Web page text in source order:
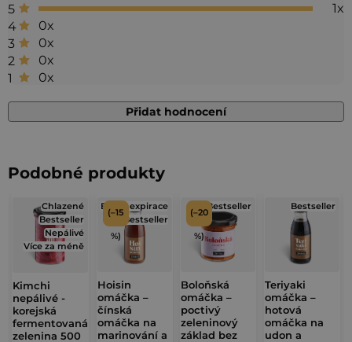
je
5
1x
4
0x
3
0x
2
0x
1
0x
Přidat hodnocení
ý
o
d
n
Podobné produkty
Chlazené
Bestseller
Nepálivé
Více za méně
Kimchi
nepálivé -
korejská
fermentovaná
zelenina 500
Blízká expirace
Bestseller
Hoisin
omáčka –
čínská
omáčka na
marinování a
(–15
%)
Bestseller
Boloňská
omáčka –
poctivý
zeleninový
základ bez
(–20
%)
Bestseller
Teriyaki
omáčka –
hotová
omáčka na
udon a